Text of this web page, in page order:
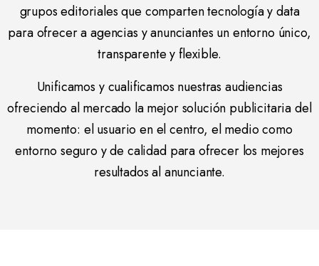
grupos editoriales que comparten tecnología y data
para ofrecer a agencias y anunciantes un entorno único,
transparente y flexible.
Unificamos y cualificamos nuestras audiencias
ofreciendo al mercado la mejor solución publicitaria del
momento: el usuario en el centro, el medio como
entorno seguro y de calidad para ofrecer los mejores
resultados al anunciante.